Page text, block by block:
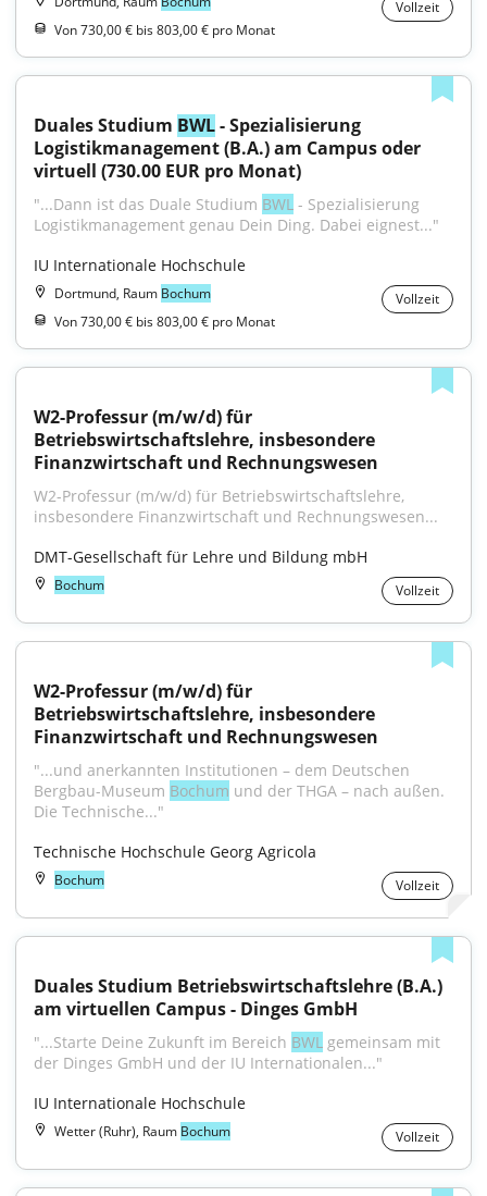
Vollzeit
Von 730,00 € bis 803,00 € pro Monat
Duales Studium BWL - Spezialisierung
Logistikmanagement (B.A.) am Campus oder
virtuell (730.00 EUR pro Monat)
"...Dann ist das Duale Studium BWL - Spezialisierung
Logistikmanagement genau Dein Ding. Dabei eignest..."
IU Internationale Hochschule
Dortmund, Raum Bochum
Vollzeit
Von 730,00 € bis 803,00 € pro Monat
W2-Professur (m/w/d) für
Betriebswirtschaftslehre, insbesondere
Finanzwirtschaft und Rechnungswesen
W2-Professur (m/w/d) für Betriebswirtschaftslehre,
insbesondere Finanzwirtschaft und Rechnungswesen...
DMT-Gesellschaft für Lehre und Bildung mbH
Bochum Vollzeit
W2-Professur (m/w/d) für
Betriebswirtschaftslehre, insbesondere
Finanzwirtschaft und Rechnungswesen
"...und anerkannten Institutionen – dem Deutschen
Bergbau-Museum Bochum und der THGA – nach außen.
Die Technische..."
Technische Hochschule Georg Agricola
Bochum Vollzeit
Duales Studium Betriebswirtschaftslehre (B.A.)
am virtuellen Campus - Dinges GmbH
"...Starte Deine Zukunft im Bereich BWL gemeinsam mit
der Dinges GmbH und der IU Internationalen..."
IU Internationale Hochschule
Wetter (Ruhr), Raum Bochum Vollzeit